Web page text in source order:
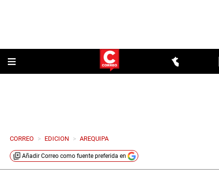
CORREO > EDICION > AREQUIPA
Añadir Correo como fuente preferida en